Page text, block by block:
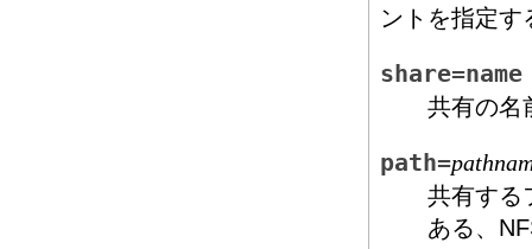
ントを指定す
share=name
共有の名
path=
共有する
ある、